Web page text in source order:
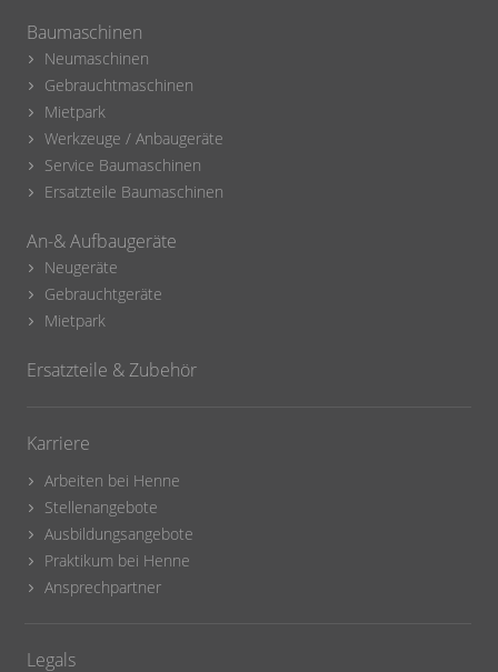
Baumaschinen
Neumaschinen
Gebrauchtmaschinen
Mietpark
Werkzeuge / Anbaugeräte
Service Baumaschinen
Ersatzteile Baumaschinen
An-& Aufbaugeräte
Neugeräte
Gebrauchtgeräte
Mietpark
Ersatzteile & Zubehör
Karriere
Arbeiten bei Henne
Stellenangebote
Ausbildungsangebote
Praktikum bei Henne
Ansprechpartner
Legals